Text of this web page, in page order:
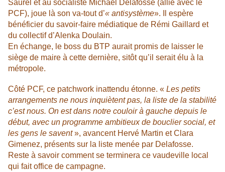
Saurel et au socialiste Michaël Delafosse (allié avec le
PCF), joue là son va-tout d’« antisystème». Il espère
bénéficier du savoir-faire médiatique de Rémi Gaillard et
du collectif d’Alenka Doulain.
En échange, le boss du BTP aurait promis de laisser le
siège de maire à cette dernière, sitôt qu’il serait élu à la
métropole.
Côté PCF, ce patchwork inattendu étonne. « Les petits
arrangements ne nous inquiètent pas, la liste de la stabilité
c’est nous. On est dans notre couloir à gauche depuis le
début, avec un programme ambitieux de bouclier social, et
les gens le savent», avancent Hervé Martin et Clara
Gimenez, présents sur la liste menée par Delafosse.
Reste à savoir comment se terminera ce vaudeville local
qui fait office de campagne.